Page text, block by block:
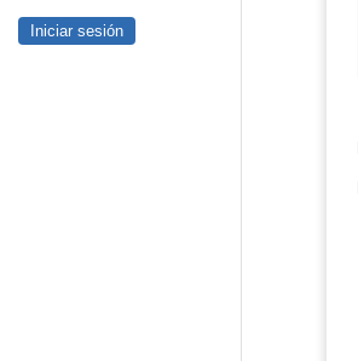
Iniciar sesión